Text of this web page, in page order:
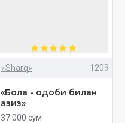
«Sharq» 1209
«Бола - одоби билан
азиз»
37 000 сўм